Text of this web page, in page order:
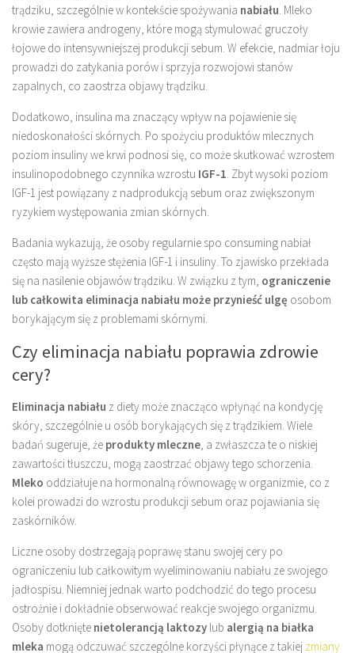
trądziku, szczególnie w kontekście spożywania nabiału. Mleko
krowie zawiera androgeny, które mogą stymulować gruczoły
łojowe do intensywniejszej produkcji sebum. W efekcie, nadmiar łoju
prowadzi do zatykania porów i sprzyja rozwojowi stanów
zapalnych, co zaostrza objawy trądziku.
Dodatkowo, insulina ma znaczący wpływ na pojawienie się
niedoskonałości skórnych. Po spożyciu produktów mlecznych
poziom insuliny we krwi podnosi się, co może skutkować wzrostem
insulinopodobnego czynnika wzrostu IGF-1. Zbyt wysoki poziom
IGF-1 jest powiązany z nadprodukcją sebum oraz zwiększonym
ryzykiem występowania zmian skórnych.
Badania wykazują, że osoby regularnie spo consuming nabiał
często mają wyższe stężenia IGF-1 i insuliny. To zjawisko przekłada
się na nasilenie objawów trądziku. W związku z tym, ograniczenie
lub całkowita eliminacja nabiału może przynieść ulgę osobom
borykającym się z problemami skórnymi.
Czy eliminacja nabiału poprawia zdrowie
cery?
Eliminacja nabiału z diety może znacząco wpłynąć na kondycję
skóry, szczególnie u osób borykających się z trądzikiem. Wiele
badań sugeruje, że produkty mleczne, a zwłaszcza te o niskiej
zawartości tłuszczu, mogą zaostrzać objawy tego schorzenia.
Mleko oddziałuje na hormonalną równowagę w organizmie, co z
kolei prowadzi do wzrostu produkcji sebum oraz pojawiania się
zaskórników.
Liczne osoby dostrzegają poprawę stanu swojej cery po
ograniczeniu lub całkowitym wyeliminowaniu nabiału ze swojego
jadłospisu. Niemniej jednak warto podchodzić do tego procesu
ostrożnie i dokładnie obserwować reakcje swojego organizmu.
Osoby dotknięte nietolerancją laktozy lub alergią na białka
mleka mogą odczuwać szczególne korzyści płynące z takiej zmiany